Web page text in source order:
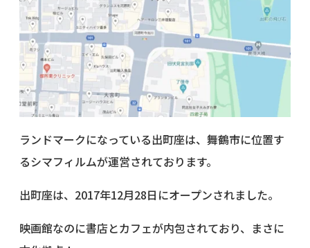
ランドマークになっている出町座は、舞鶴市に位置す
るシマフィルムが運営されております。
出町座は、2017年12月28日にオープンされました。
映画館なのに書店とカフェが内包されており、まさに